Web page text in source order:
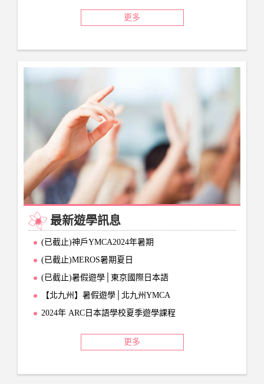
更多
最新遊學訊息
(已截止)神戶YMCA2024年暑期
(已截止)MEROS暑期夏日
(已截止)暑假遊學│東京國際日本語
【北九州】暑假遊學│北九州YMCA
2024年 ARC日本語學校夏季遊學課程
更多